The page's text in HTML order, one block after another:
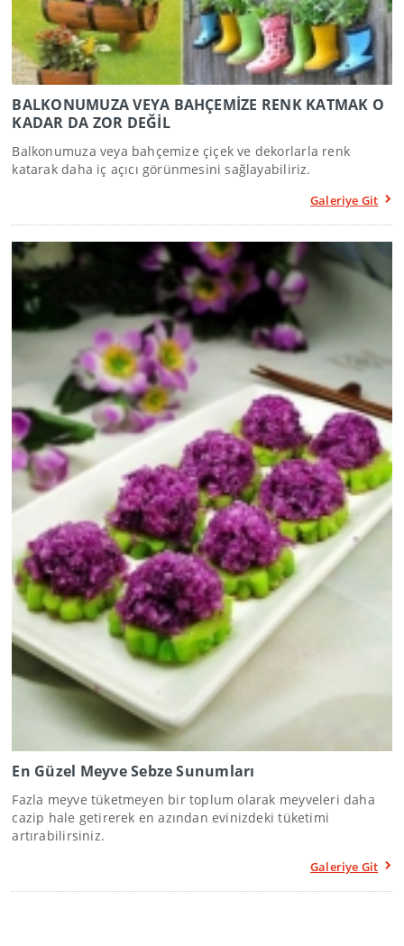
BALKONUMUZA VEYA BAHÇEMİZE RENK KATMAK O
KADAR DA ZOR DEĞİL
Balkonumuza veya bahçemize çiçek ve dekorlarla renk
katarak daha iç açıcı görünmesini sağlayabiliriz.
Galeriye Git
En Güzel Meyve Sebze Sunumları
Fazla meyve tüketmeyen bir toplum olarak meyveleri daha
cazip hale getirerek en azından evinizdeki tüketimi
artırabilirsiniz.
Galeriye Git